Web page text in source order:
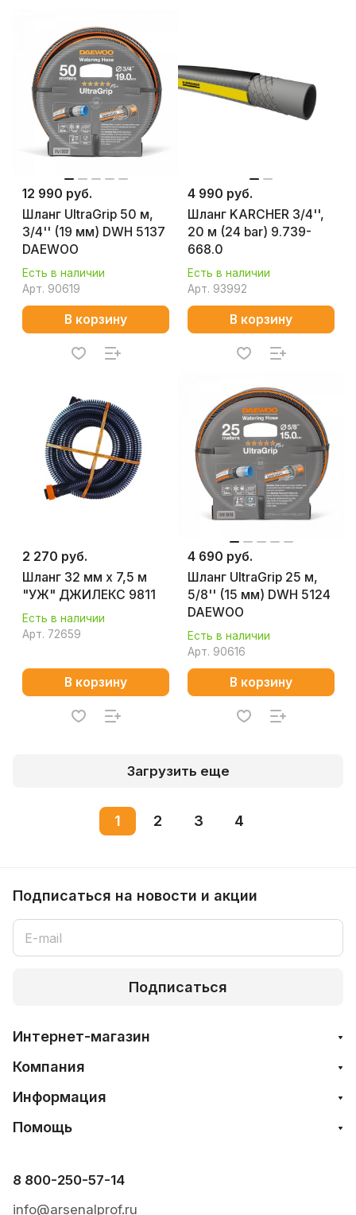
12 990 руб.
Шланг UltraGrip 50 м,
3/4'' (19 мм) DWH 5137
DAEWOO
Есть в наличии
Арт. 90619
В корзину
4 990 руб.
Шланг KARCHER 3/4'',
20 м (24 bar) 9.739-
668.0
Есть в наличии
Арт. 93992
В корзину
2 270 руб.
Шланг 32 мм х 7,5 м
"УЖ" ДЖИЛЕКС 9811
Есть в наличии
Арт. 72659
В корзину
4 690 руб.
Шланг UltraGrip 25 м,
5/8'' (15 мм) DWH 5124
DAEWOO
Есть в наличии
Арт. 90616
В корзину
Загрузить еще
1 2 3 4
Подписаться на новости и акции
Подписаться
Интернет-магазин
Компания
Информация
Помощь
8 800-250-57-14
info@arsenalprof.ru